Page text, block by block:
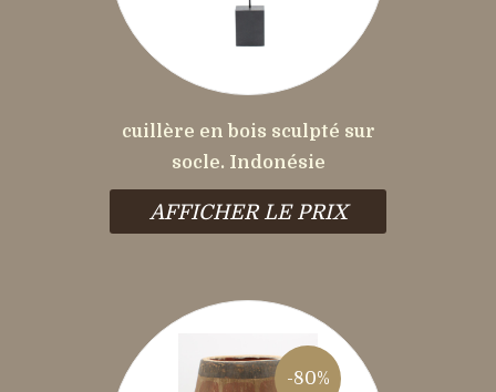
cuillère en bois sculpté sur
socle. Indonésie
AFFICHER LE PRIX
-80%